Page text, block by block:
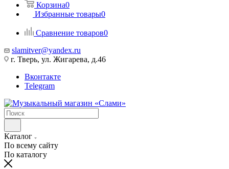
Корзина0
Избранные товары0
Сравнение товаров0
slamitver@yandex.ru
г. Тверь, ул. Жигарева, д.46
Вконтакте
Telegram
Каталог
По всему сайту
По каталогу